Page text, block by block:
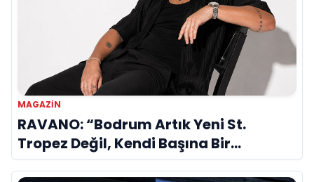
MAGAZIN
RAVANO: “Bodrum Artık Yeni St.
Tropez Değil, Kendi Başına Bir
Referans”